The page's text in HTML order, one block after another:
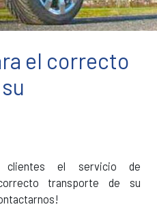
el correcto
clientes el servicio de
transporte de su